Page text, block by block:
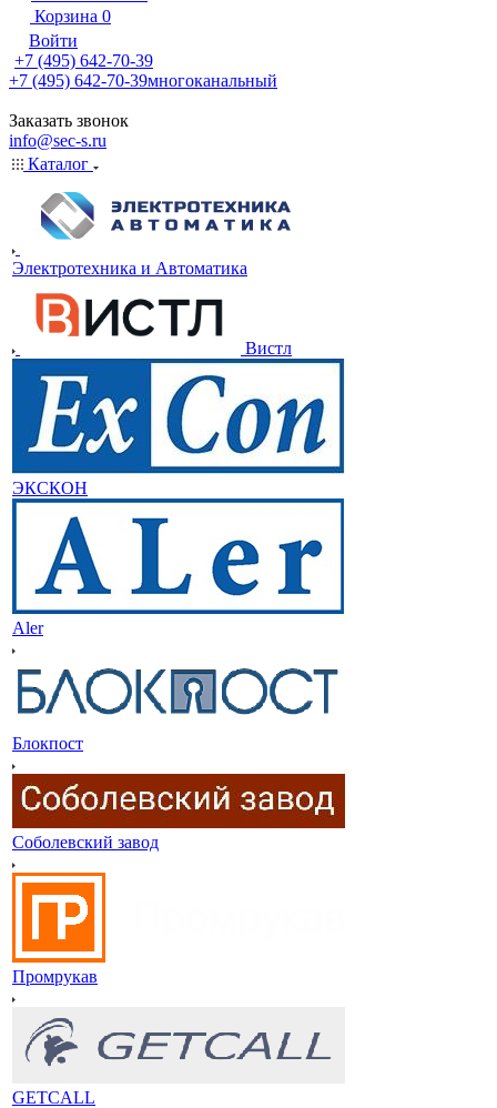
Корзина 0
Войти
+7 (495) 642-70-39
+7 (495) 642-70-39многоканальный
Заказать звонок
info@sec-s.ru
Каталог
Электротехника и Автоматика
Вистл
ЭКСКОН
Aler
Блокпост
Соболевский завод
Промрукав
GETCALL